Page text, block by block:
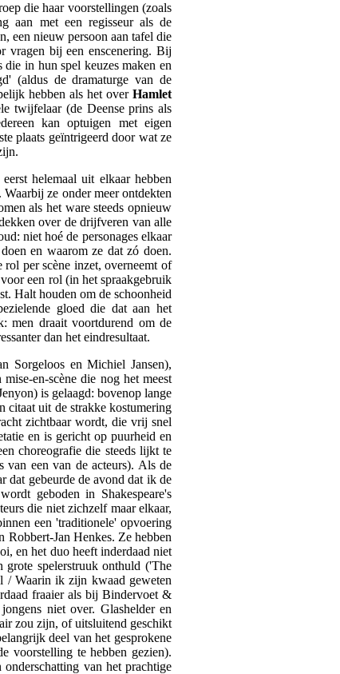
die haar voorstellingen (zoals
aan met een regisseur als de
een nieuw persoon aan tafel die
vragen bij een enscenering. Bij
die in hun spel keuzes maken en
(aldus de dramaturge van de
hebben als het over Hamlet
twijfelaar (de Deense prins als
kan optuigen met eigen
plaats geïntrigeerd door wat ze
helemaal uit elkaar hebben
ze onder meer ontdekten
als het ware steeds opnieuw
over de drijfveren van alle
niet hoé de personages elkaar
en waarom ze dat zó doen.
per scène inzet, overneemt of
een rol (in het spraakgebruik
Halt houden om de schoonheid
gloed die dat aan het
men draait voortdurend om de
dan het eindresultaat.
Sorgeloos en Michiel Jansen),
en-scène die nog het meest
is gelaagd: bovenop lange
citaat uit de strakke kostumering
zichtbaar wordt, die vrij snel
en is gericht op puurheid en
choreografie die steeds lijkt te
van een van de acteurs). Als de
dat gebeurde de avond dat ik de
geboden in Shakespeare's
die niet zichzelf maar elkaar,
een 'traditionele' opvoering
Jan Henkes. Ze hebben
en het duo heeft inderdaad niet
spelerstruuk onthuld ('The
/ Waarin ik zijn kwaad geweten
fraaier als bij Bindervoet &
niet over. Glashelder en
zou zijn, of uitsluitend geschikt
deel van het gesprokene
voorstelling te hebben gezien).
van het prachtige